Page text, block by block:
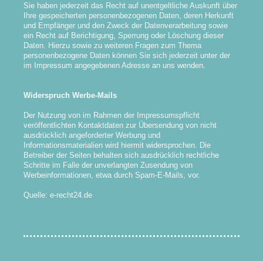
Sie haben jederzeit das Recht auf unentgeltliche Auskunft über
Ihre gespeicherten personenbezogenen Daten, deren Herkunft
und Empfänger und den Zweck der Datenverarbeitung sowie
ein Recht auf Berichtigung, Sperrung oder Löschung dieser
Daten. Hierzu sowie zu weiteren Fragen zum Thema
personenbezogene Daten können Sie sich jederzeit unter der
im Impressum angegebenen Adresse an uns wenden.
Widerspruch Werbe-Mails
Der Nutzung von im Rahmen der Impressumspflicht
veröffentlichten Kontaktdaten zur Übersendung von nicht
ausdrücklich angeforderter Werbung und
Informationsmaterialien wird hiermit widersprochen. Die
Betreiber der Seiten behalten sich ausdrücklich rechtliche
Schritte im Falle der unverlangten Zusendung von
Werbeinformationen, etwa durch Spam-E-Mails, vor.
Quelle: e-recht24.de